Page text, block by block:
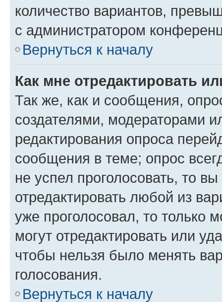
количество вариантов,
с администратором
Вернуться к началу
Как мне отредактировать
Так же, как и сообщения,
создателями, модераторами
редактирования опроса
сообщения в теме; опрос
не успел проголосовать, то
отредактировать любой из
уже проголосовал, то только
могут отредактировать или
чтобы нельзя было менять
голосования.
Вернуться к началу